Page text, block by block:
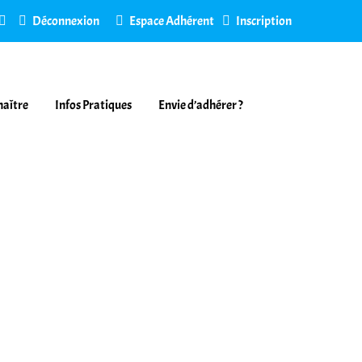
Déconnexion Espace Adhérent Inscription
Infos Pratiques Envie d’adhérer ?